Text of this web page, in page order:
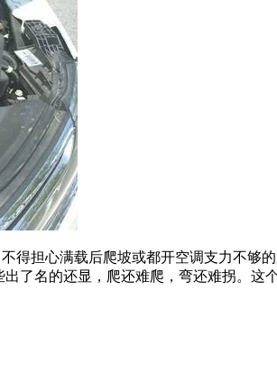
得担心满载后爬坡或都开空调支力不够
了名的还显，爬还难爬，弯还难拐。这